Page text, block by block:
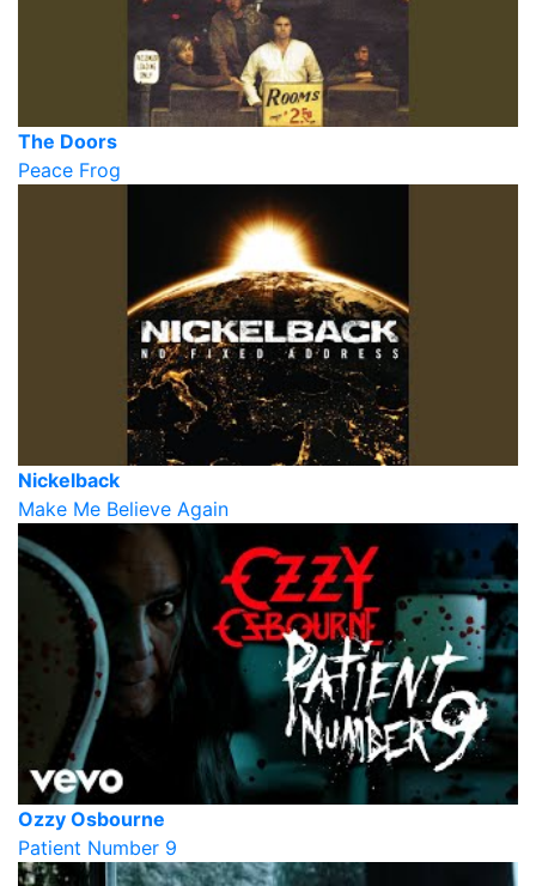
The Doors
Peace Frog
Nickelback
Make Me Believe Again
Ozzy Osbourne
Patient Number 9